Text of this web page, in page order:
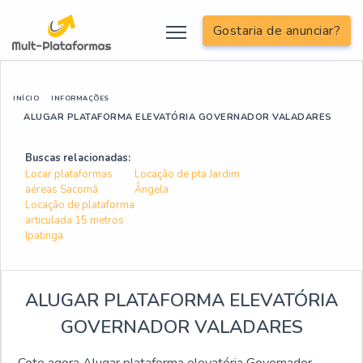
Gostaria de anunciar?
INÍCIO INFORMAÇÕES
ALUGAR PLATAFORMA ELEVATÓRIA GOVERNADOR VALADARES
Buscas relacionadas:
Locar plataformas
aéreas Sacomã
Locação de pta Jardim
Ângela
Locação de plataforma
articulada 15 metros
Ipatinga
ALUGAR PLATAFORMA ELEVATÓRIA
GOVERNADOR VALADARES